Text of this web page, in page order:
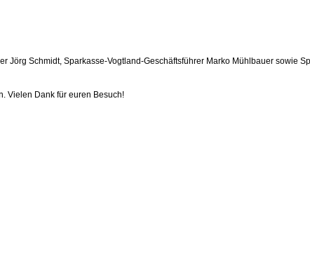
Schmidt, Sparkasse-Vogtland-Geschäftsführer Marko Mühlbauer sowie
Vielen Dank für euren Besuch!